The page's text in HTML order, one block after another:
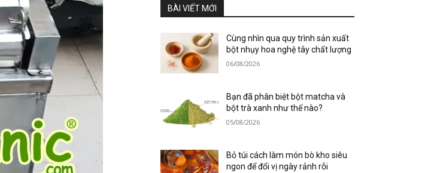
BÀI VIẾT MỚI
Cùng nhìn qua quy trình sản xuất
bột nhụy hoa nghệ tây chất lượng
06/08/2026
Bạn đã phân biệt bột matcha và
bột trà xanh như thế nào?
05/08/2026
Bỏ túi cách làm món bò kho siêu
ngon để đổi vị ngày rảnh rỗi